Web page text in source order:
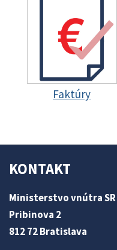
Faktúry
KONTAKT
Ministerstvo vnútra SR
Pribinova 2
812 72 Bratislava